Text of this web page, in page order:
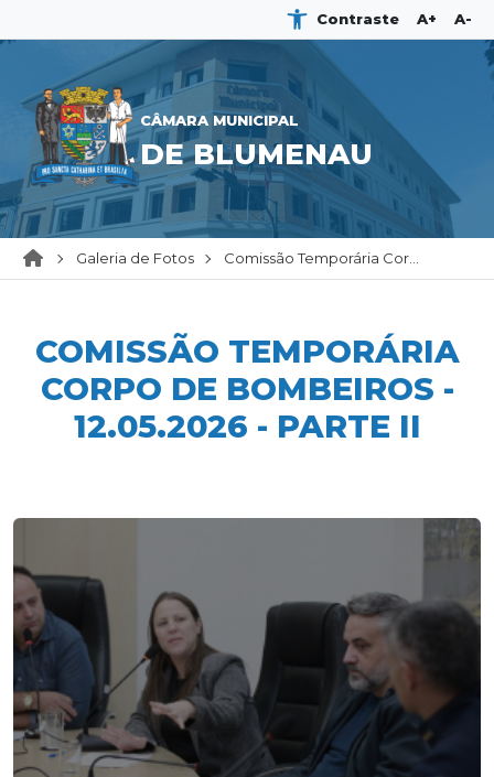
Contraste A+ A-
CÂMARA MUNICIPAL
DE BLUMENAU
Galeria de Fotos Comissão Temporária Cor...
COMISSÃO TEMPORÁRIA
CORPO DE BOMBEIROS -
12.05.2026 - PARTE II